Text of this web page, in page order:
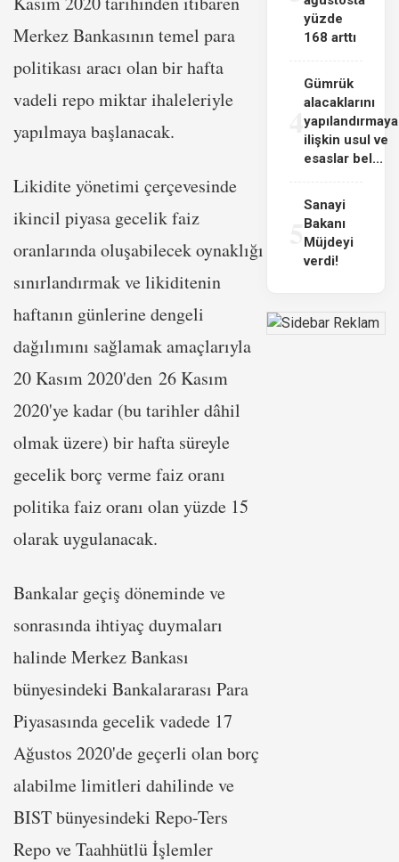
Merkez Bankasının temel para
politikası aracı olan bir hafta
vadeli repo miktar ihaleleriyle
yapılmaya başlanacak.
Likidite yönetimi çerçevesinde
ikincil piyasa gecelik faiz
oranlarında oluşabilecek oynaklığı
sınırlandırmak ve likiditenin
haftanın günlerine dengeli
dağılımını sağlamak amaçlarıyla
20 Kasım 2020'den 26 Kasım
2020'ye kadar (bu tarihler dâhil
olmak üzere) bir hafta süreyle
gecelik borç verme faiz oranı
politika faiz oranı olan yüzde 15
olarak uygulanacak.
Bankalar geçiş döneminde ve
sonrasında ihtiyaç duymaları
halinde Merkez Bankası
bünyesindeki Bankalararası Para
Piyasasında gecelik vadede 17
Ağustos 2020'de geçerli olan borç
alabilme limitleri dahilinde ve
BIST bünyesindeki Repo-Ters
Repo ve Taahhütlü İşlemler
yüzde
168 arttı
4
Gümrük
alacaklarını
yapılandırmaya
ilişkin usul ve
esaslar bel...
Sanayi
Bakanı
Müjdeyi
verdi!